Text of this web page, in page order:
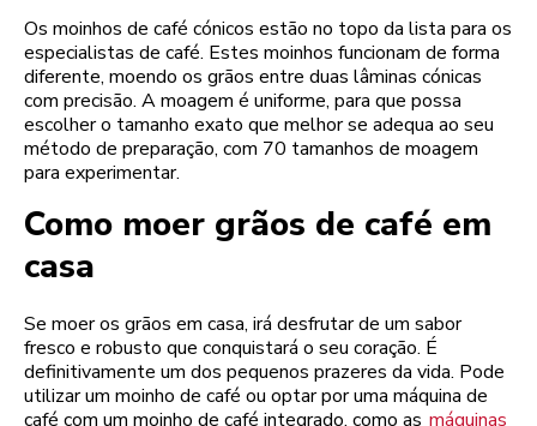
Os moinhos de café cónicos estão no topo da lista para os
especialistas de café. Estes moinhos funcionam de forma
diferente, moendo os grãos entre duas lâminas cónicas
com precisão. A moagem é uniforme, para que possa
escolher o tamanho exato que melhor se adequa ao seu
método de preparação, com 70 tamanhos de moagem
para experimentar.
Como moer grãos de café em
casa
Se moer os grãos em casa, irá desfrutar de um sabor
fresco e robusto que conquistará o seu coração. É
definitivamente um dos pequenos prazeres da vida. Pode
utilizar um moinho de café ou optar por uma máquina de
café com um moinho de café integrado, como as máquinas